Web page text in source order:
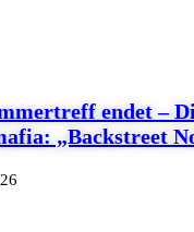
endet –
„Backstreet